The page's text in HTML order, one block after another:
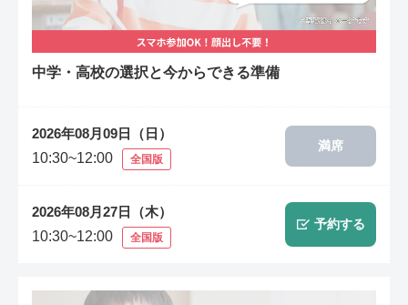
中学・高校の選択と今からできる準備
2026年08月09日（日）
10:30~12:00
全国版
満席
2026年08月27日（木）
10:30~12:00
全国版
予約する